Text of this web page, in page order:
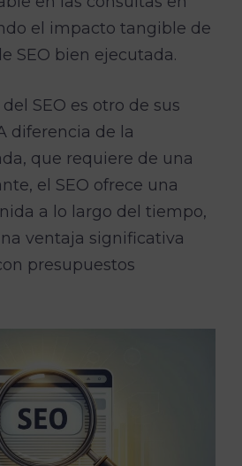
el impacto tangible de
SEO bien ejecutada.
del SEO es otro de sus
diferencia de la
que requiere de una
el SEO ofrece una
a lo largo del tiempo,
ventaja significativa
presupuestos